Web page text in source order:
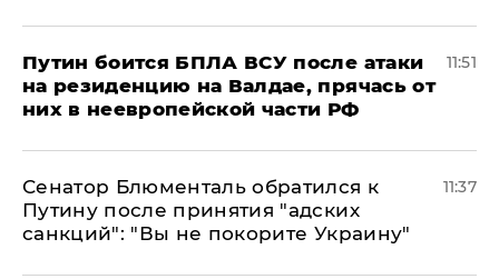
Путин боится БПЛА ВСУ после атаки
на резиденцию на Валдае, прячась от
них в неевропейской части РФ
11:51
Сенатор Блюменталь обратился к
Путину после принятия "адских
санкций": "Вы не покорите Украину"
11:37